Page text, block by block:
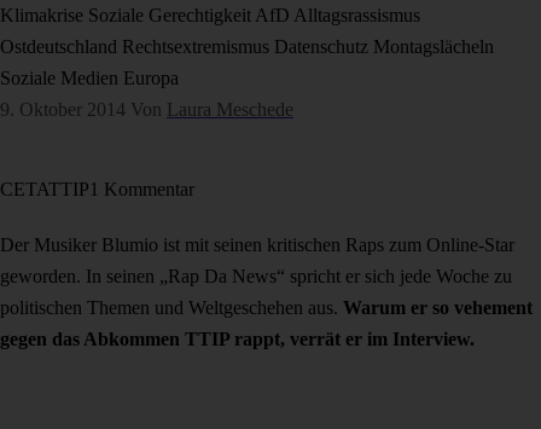
Klimakrise Soziale Gerechtigkeit AfD Alltagsrassismus
Ostdeutschland Rechtsextremismus Datenschutz Montagslächeln
Soziale Medien Europa
9. Oktober 2014 Von Laura Meschede
CETATTIP1 Kommentar
Der Musiker Blumio ist mit seinen kritischen Raps zum Online-Star
geworden. In seinen „Rap Da News“ spricht er sich jede Woche zu
politischen Themen und Weltgeschehen aus. Warum er so vehement
gegen das Abkommen TTIP rappt, verrät er im Interview.